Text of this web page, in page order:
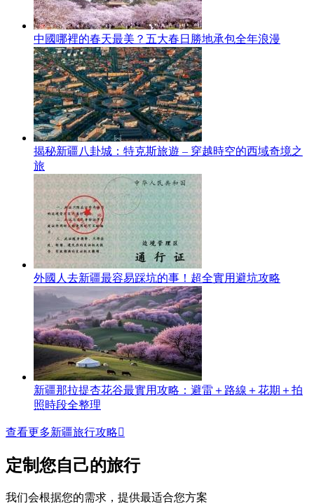
中國哪裡的春天最美？五大春日勝地承包全年浪漫
揭秘新疆八卦城：特克斯旅遊 – 穿越時空的西域奇境之
旅
外國人去新疆最容易踩坑的事！超全實用避坑攻略
新疆那拉提杏花谷最實用攻略：避雷＋路線＋花期＋拍
照時段全整理
查看更多新疆旅行攻略
定制您自己的旅行
我们会根据您的需求，提供最适合您方案